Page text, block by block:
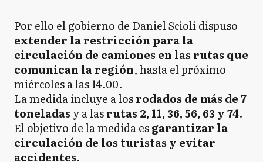
Por ello el gobierno de Daniel Scioli dispuso
extender la restricción para la
circulación de camiones en las rutas que
comunican la región, hasta el próximo
miércoles a las 14.00.
La medida incluye a losrodados de más de 7
toneladas y a lasrutas 2, 11, 36, 56, 63 y 74.
El objetivo de la medida esgarantizar la
circulación de los turistas y evitar
accidentes.